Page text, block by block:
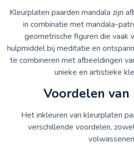
Kleurplaten paarden mandala zijn
in combinatie met mandala-
geometrische figuren die vaak
hulpmiddel bij meditatie en
te combineren met afbeeldingen
unieke en artistieke
Voordelen
Het inkleuren van kleurplaten
verschillende voordelen,